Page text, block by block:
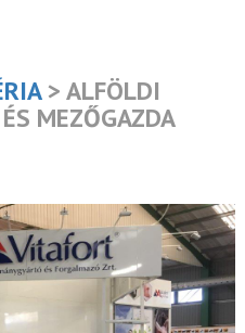
> ALFÖLDI
MEZŐGAZDA